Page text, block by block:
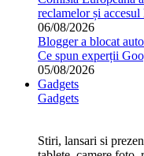
reclamelor și accesul
06/08/2026
Blogger a blocat
Ce spun experții
05/08/2026
Gadgets
Gadgets
Stiri, lansari si